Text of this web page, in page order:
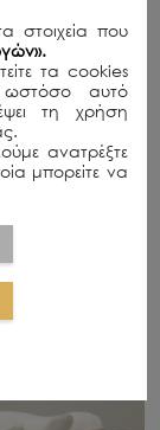
στοιχεία που
τα cookies
αυτό
τη χρήση
ανατρέξτε
μπορείτε να